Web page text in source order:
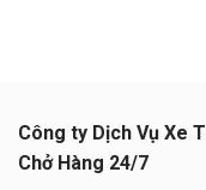
Công ty Dịch Vụ Xe
Chở Hàng 24/7